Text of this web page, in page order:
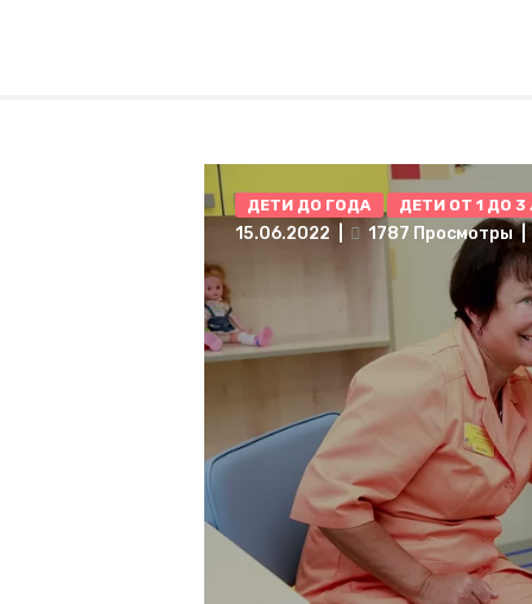
ДЕТИ ДО ГОДА ДЕТИ ОТ 1 ДО 3
15.06.2022 1787 Просмотры